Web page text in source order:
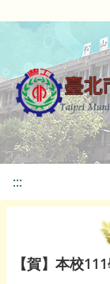
:::
【賀】本校